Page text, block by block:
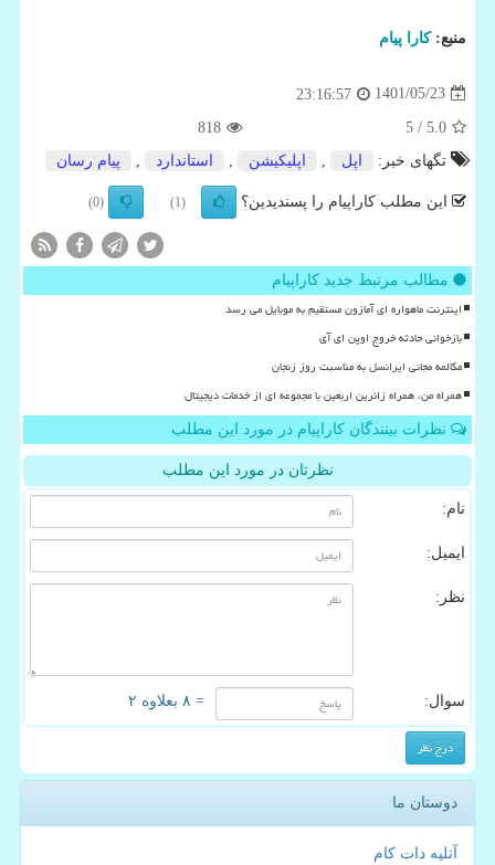
منبع:كارا پیام
1401/05/23
23:16:57
5.0
/ 5
818
تگهای خبر:
اپل اپلیكیشن استاندارد پیام رسان
این مطلب کاراپیام را پسندیدین؟ (1)
(0)
مطالب مرتبط جدید کاراپیام
اینترنت ماهواره ای آمازون مستقیم به موبایل می رسد
بازخوانی حادثه خروج اوپن ای آی
مکالمه مجانی ایرانسل به مناسبت روز زنجان
همراه من، همراه زائرین اربعین با مجموعه ای از خدمات دیجیتال
نظرات بینندگان کاراپیام در مورد این مطلب
نظرتان در مورد این مطلب
نام:
ایمیل:
نظر:
سوال: = ۸ بعلاوه ۲
دوستان ما
آتلیه دات کام